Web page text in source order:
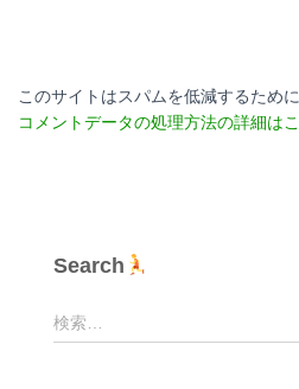
このサイトはスパムを低減するため
コメントデータの処理方法の詳細は
Search
検
索
検索…